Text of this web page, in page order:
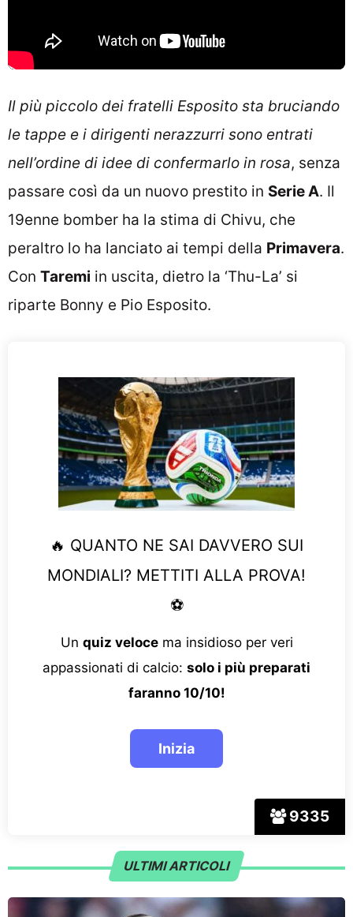
Il più piccolo dei fratelli Esposito sta bruciando
le tappe e i dirigenti nerazzurri sono entrati
nell’ordine di idee di confermarlo in rosa, senza
passare così da un nuovo prestito in Serie A. Il
19enne bomber ha la stima di Chivu, che
peraltro lo ha lanciato ai tempi della Primavera.
Con Taremi in uscita, dietro la ‘Thu-La’ si
riparte Bonny e Pio Esposito.
9335
🔥 QUANTO NE SAI DAVVERO SUI
MONDIALI? METTITI ALLA PROVA!
⚽
Un quiz velocema insidioso per veri
appassionati di calcio: solo i più preparati
faranno 10/10!
ULTIMI ARTICOLI